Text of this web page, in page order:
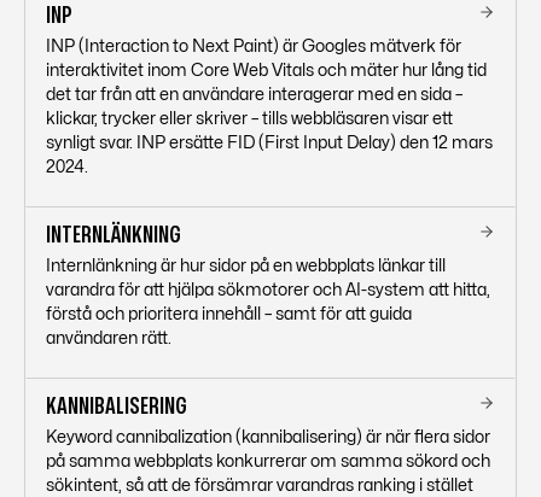
INP
INP (Interaction to Next Paint) är Googles mätverk för
interaktivitet inom Core Web Vitals och mäter hur lång tid
det tar från att en användare interagerar med en sida –
klickar, trycker eller skriver – tills webbläsaren visar ett
synligt svar. INP ersätte FID (First Input Delay) den 12 mars
2024.
INTERNLÄNKNING
Internlänkning är hur sidor på en webbplats länkar till
varandra för att hjälpa sökmotorer och AI-system att hitta,
förstå och prioritera innehåll – samt för att guida
användaren rätt.
KANNIBALISERING
Keyword cannibalization (kannibalisering) är när flera sidor
på samma webbplats konkurrerar om samma sökord och
sökintent, så att de försämrar varandras ranking i stället